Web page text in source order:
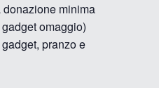
minima
omaggio)
pranzo e